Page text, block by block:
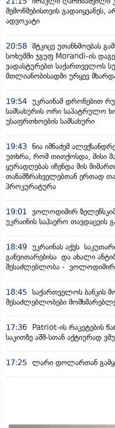
შემოწმებისთვის
ადვოკატი
20:58 მტკიცე უთანხმოებას
სოხუმში ჯგუფ Morandi-ის
ვადასტურებთ საქართველოს
მთლიანობისადმი ურყევ
19:54 უკრაინამ დრონებით
სამსახურის ორი საპატრულო
უსაფრთხოების სამსახური
19:43 ნია იმნაძემ
უთხრა, რომ თითქოსდა, მისი
ყურადღებას იჩენდა მის
თანამზრახველებთან ერთად
პროკურატურა
19:01
ვოლოდიმირ ზელენსკიმ
უკრაინის საჰაერო თავდაცვის
18:49 უკრაინას აქვს
განვითარებისა და ახალი
შესაძლებლობა - ვოლოდიმირ
18:45 საქართველოს ბანკის
შესაძლებლობები
17:36
Patriot-ის რაკეტების
საკითზე აშშ-სთან აქტიურად
17:25 ლარი დოლართან